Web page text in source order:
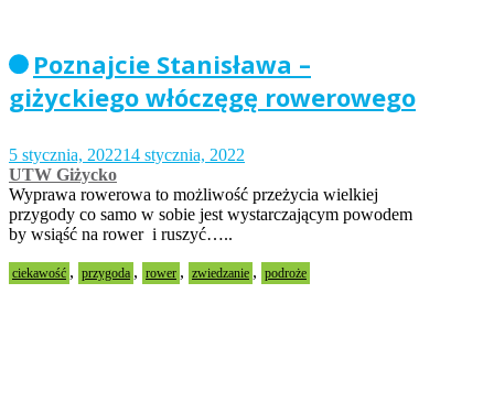
Poznajcie Stanisława –
giżyckiego włóczęgę rowerowego
5 stycznia, 202214 stycznia, 2022
UTW Giżycko
Wyprawa rowerowa to możliwość przeżycia wielkiej
przygody co samo w sobie jest wystarczającym powodem
by wsiąść na rower i ruszyć…..
ciekawość , przygoda , rower , zwiedzanie , podroże